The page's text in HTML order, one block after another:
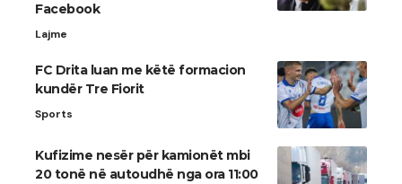
Facebook
Lajme
FC Drita luan me këtë formacion
kundër Tre Fiorit
Sports
Kufizime nesër për kamionët mbi
20 tonë në autoudhë nga ora 11:00